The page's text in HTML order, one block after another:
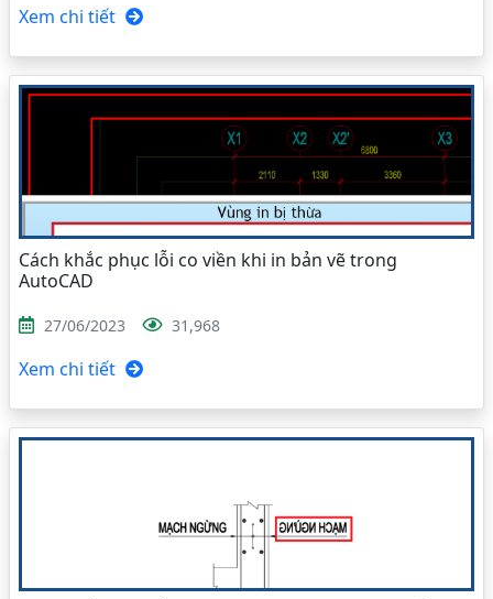
Xem chi tiết
Cách khắc phục lỗi co viền khi in bản vẽ trong
AutoCAD
27/06/2023 31,968
Xem chi tiết